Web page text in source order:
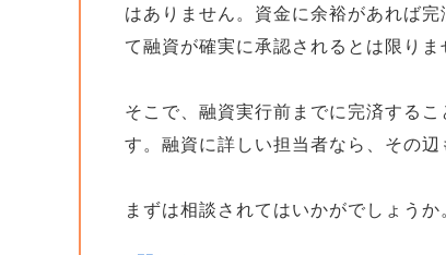
はありません。資金に余裕があれば
て融資が確実に承認されるとは限りま
そこで、融資実行前までに完済する
す。融資に詳しい担当者なら、その
まずは相談されてはいかがでしょうか